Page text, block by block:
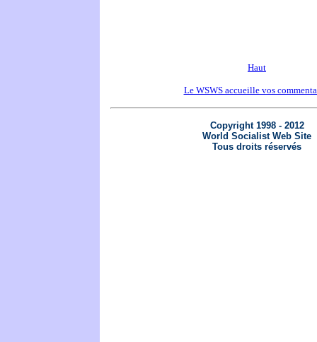
Haut
Le WSWS accueille vos
Copyright 1998 - 2012
World Socialist Web Site
Tous droits réservés